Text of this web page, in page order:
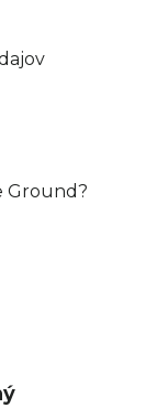
Ground?